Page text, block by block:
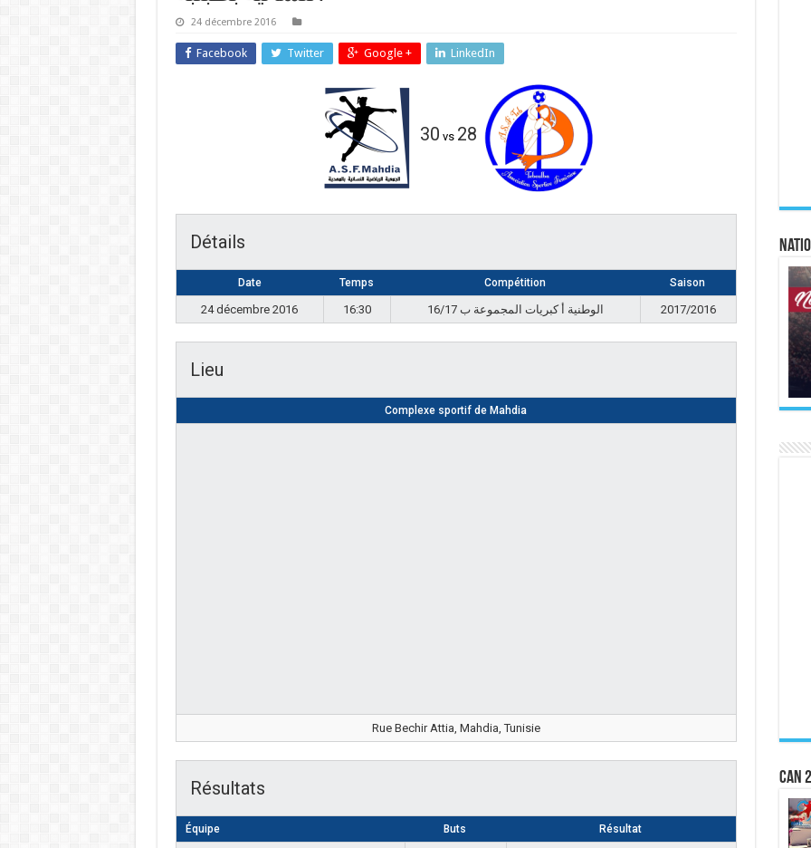
24 décembre 2016
Facebook Twitter Google + LinkedIn
30 vs 28
Détails
Date Temps Compétition Saison
24 décembre 2016 16:30 الوطنية أ كبريات المجموعة ب 16/17 2017/2016
Lieu
Complexe sportif de Mahdia
Rue Bechir Attia, Mahdia, Tunisie
Résultats
Équipe Buts Résultat
CAN